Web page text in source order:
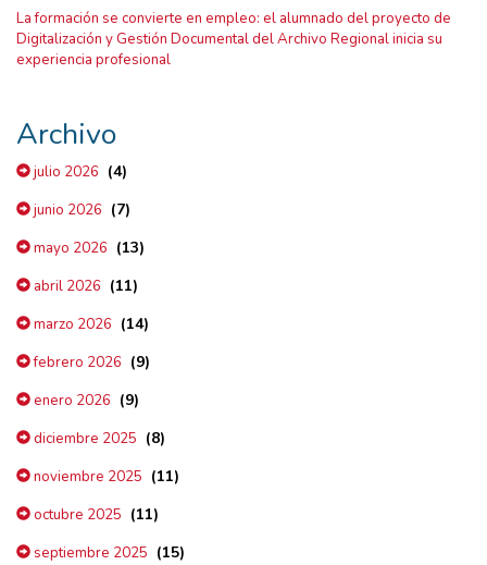
La formación se convierte en empleo: el alumnado del proyecto de
Digitalización y Gestión Documental del Archivo Regional inicia su
experiencia profesional
Archivo
julio 2026 (4)
junio 2026 (7)
mayo 2026 (13)
abril 2026 (11)
marzo 2026 (14)
febrero 2026 (9)
enero 2026 (9)
diciembre 2025 (8)
noviembre 2025 (11)
octubre 2025 (11)
septiembre 2025 (15)